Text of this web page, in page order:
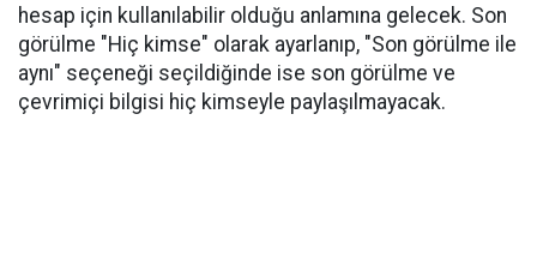
hesap için kullanılabilir olduğu anlamına gelecek. Son
görülme "Hiç kimse" olarak ayarlanıp, "Son görülme ile
aynı" seçeneği seçildiğinde ise son görülme ve
çevrimiçi bilgisi hiç kimseyle paylaşılmayacak.